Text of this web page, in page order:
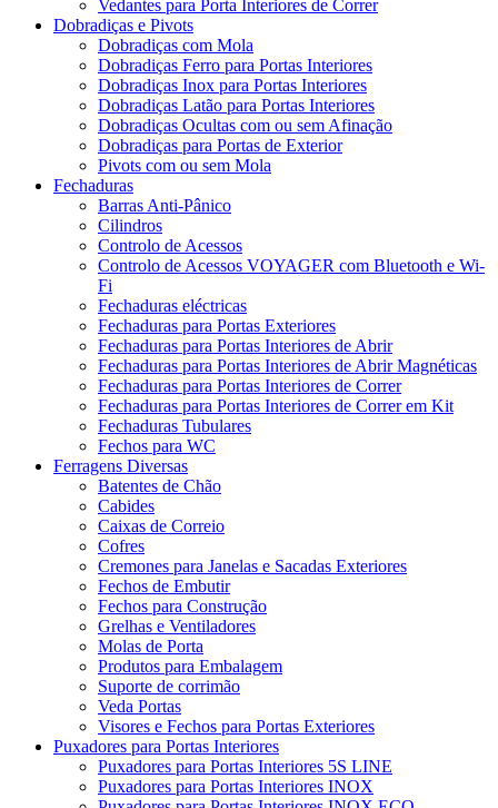
Vedantes para Porta Interiores de Correr
Dobradiças e Pivots
Dobradiças com Mola
Dobradiças Ferro para Portas Interiores
Dobradiças Inox para Portas Interiores
Dobradiças Latão para Portas Interiores
Dobradiças Ocultas com ou sem Afinação
Dobradiças para Portas de Exterior
Pivots com ou sem Mola
Fechaduras
Barras Anti-Pânico
Cilindros
Controlo de Acessos
Controlo de Acessos VOYAGER com Bluetooth e Wi-
Fi
Fechaduras eléctricas
Fechaduras para Portas Exteriores
Fechaduras para Portas Interiores de Abrir
Fechaduras para Portas Interiores de Abrir Magnéticas
Fechaduras para Portas Interiores de Correr
Fechaduras para Portas Interiores de Correr em Kit
Fechaduras Tubulares
Fechos para WC
Ferragens Diversas
Batentes de Chão
Cabides
Caixas de Correio
Cofres
Cremones para Janelas e Sacadas Exteriores
Fechos de Embutir
Fechos para Construção
Grelhas e Ventiladores
Molas de Porta
Produtos para Embalagem
Suporte de corrimão
Veda Portas
Visores e Fechos para Portas Exteriores
Puxadores para Portas Interiores
Puxadores para Portas Interiores 5S LINE
Puxadores para Portas Interiores INOX